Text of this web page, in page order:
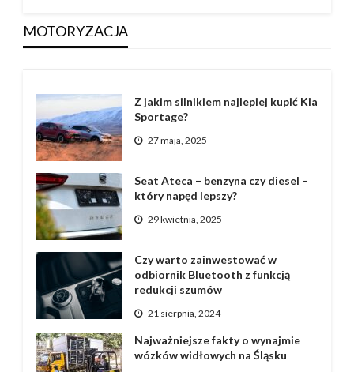
MOTORYZACJA
Z jakim silnikiem najlepiej kupić Kia
Sportage?
27 maja, 2025
Seat Ateca – benzyna czy diesel –
który napęd lepszy?
29 kwietnia, 2025
Czy warto zainwestować w
odbiornik Bluetooth z funkcją
redukcji szumów
21 sierpnia, 2024
Najważniejsze fakty o wynajmie
wózków widłowych na Śląsku